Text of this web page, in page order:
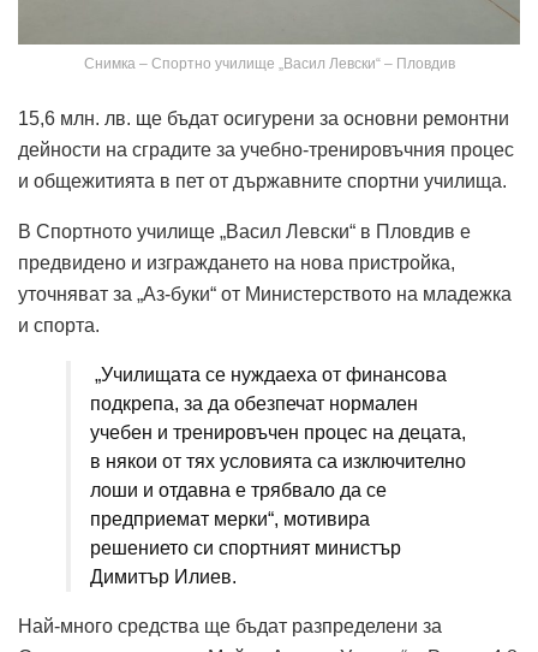
Снимка – Спортно училище „Васил Левски“ – Пловдив
15,6 млн. лв. ще бъдат осигурени за основни ремонтни
дейности на сградите за учебно-тренировъчния процес
и общежитията в пет от държавните спортни училища.
В Спортното училище „Васил Левски“ в Пловдив е
предвидено и изграждането на нова пристройка,
уточняват за „Аз-буки“ от Министерството на младежка
и спорта.
„Училищата се нуждаеха от финансова
подкрепа, за да обезпечат нормален
учебен и тренировъчен процес на децата,
в някои от тях условията са изключително
лоши и отдавна е трябвало да се
предприемат мерки“, мотивира
решението си спортният министър
Димитър Илиев.
Най-много средства ще бъдат разпределени за